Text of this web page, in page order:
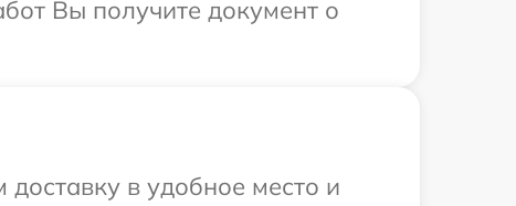
Вы получите документ о
в удобное место и